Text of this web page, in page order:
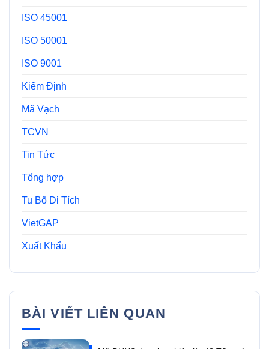
ISO 45001
ISO 50001
ISO 9001
Kiểm Định
Mã Vạch
TCVN
Tin Tức
Tổng hợp
Tu Bổ Di Tích
VietGAP
Xuất Khẩu
BÀI VIẾT LIÊN QUAN